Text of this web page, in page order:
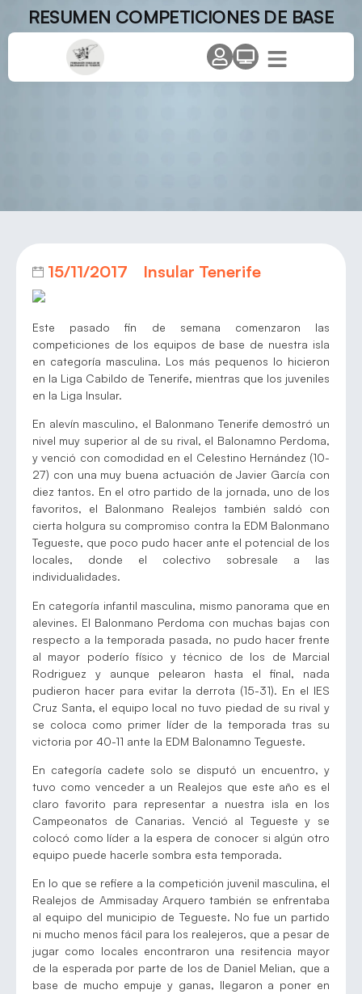
RESUMEN COMPETICIONES DE BASE
15/11/2017 Insular Tenerife
Este pasado fin de semana comenzaron las
competiciones de los equipos de base de nuestra isla
en categoría masculina. Los más pequenos lo hicieron
en la Liga Cabildo de Tenerife, mientras que los juveniles
en la Liga Insular.
En alevín masculino, el Balonmano Tenerife demostró un
nivel muy superior al de su rival, el Balonamno Perdoma,
y venció con comodidad en el Celestino Hernández (10-
27) con una muy buena actuación de Javier García con
diez tantos. En el otro partido de la jornada, uno de los
favoritos, el Balonmano Realejos también saldó con
cierta holgura su compromiso contra la EDM Balonmano
Tegueste, que poco pudo hacer ante el potencial de los
locales, donde el colectivo sobresale a las
individualidades.
En categoría infantil masculina, mismo panorama que en
alevines. El Balonmano Perdoma con muchas bajas con
respecto a la temporada pasada, no pudo hacer frente
al mayor poderío físico y técnico de los de Marcial
Rodriguez y aunque pelearon hasta el final, nada
pudieron hacer para evitar la derrota (15-31). En el IES
Cruz Santa, el equipo local no tuvo piedad de su rival y
se coloca como primer líder de la temporada tras su
victoria por 40-11 ante la EDM Balonamno Tegueste.
En categoría cadete solo se disputó un encuentro, y
tuvo como venceder a un Realejos que este año es el
claro favorito para representar a nuestra isla en los
Campeonatos de Canarias. Venció al Tegueste y se
colocó como líder a la espera de conocer si algún otro
equipo puede hacerle sombra esta temporada.
En lo que se refiere a la competición juvenil masculina, el
Realejos de Ammisaday Arquero también se enfrentaba
al equipo del municipio de Tegueste. No fue un partido
ni mucho menos fácil para los realejeros, que a pesar de
jugar como locales encontraron una resitencia mayor
de la esperada por parte de los de Daniel Melian, que a
base de mucho empuje y ganas, llegaron a poner en